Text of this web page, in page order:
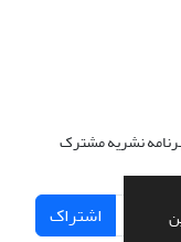
نشریه مشترک
اشتراک